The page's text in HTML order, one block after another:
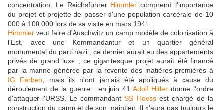
concentration. Le Reichsführer Himmler comprend l'importance
du projet et projette de passer d'une population carcérale de 10
000 à 100 000 lors de sa visite en mars 1941.
Himmler veut faire d'Auschwitz un camp modèle de colonisation à
l'Est, avec une Kommandantur et un quartier général
monumental du parti nazi ; ce dernier aurait eu des appartements
privés de grand luxe ; ce gigantesque projet aurait été financé
par la manne générée par la revente des matières premières à
IG Farben , mais ils n'ont jamais été appliqués à cause du
déroulement de la guerre : en juin 41Adolf Hitler donne l'ordre
d'attaquer l'URSS. Le commandantSS Hoessest chargé de la
construction du camp et de son maintien. Il n'aura pas toujours le